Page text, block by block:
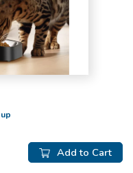
up
Add to Cart